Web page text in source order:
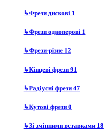
↳Фрези дискові 1
↳Фрези одноперові 1
↳Фрези-різне 12
↳Кінцеві фрези 91
↳Радіусні фрези 47
↳Кутові фрези 0
↳Зі змінними вставками 18